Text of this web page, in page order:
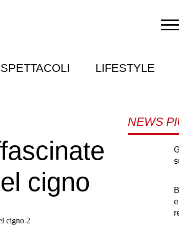
SPETTACOLI LIFESTYLE
cigno
NEWS